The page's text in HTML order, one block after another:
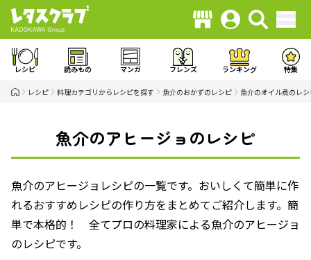
レシピ 読みもの マンガ フレンズ ランキング 特集
レシピ 料理カテゴリからレシピを探す 魚介のおかずのレシピ 魚介のオイル煮のレ
魚介のアヒージョのレシピ
魚介のアヒージョレシピの一覧です。おいしくて簡単に作
れるおすすめレシピの作り方をまとめてご紹介します。簡
単で本格的！ 全てプロの料理家による魚介のアヒージョ
のレシピです。